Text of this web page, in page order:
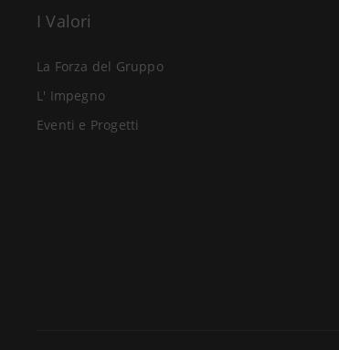
I Valori
La Forza del Gruppo
L' Impegno
Eventi e Progetti